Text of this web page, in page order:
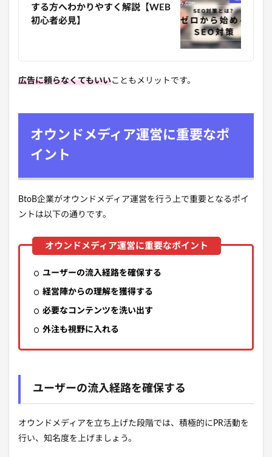
する方へわかりやすく解説【WEB
初心者必見】
広告に頼らなくてもいいこともメリットです。
オウンドメディア運営に重要なポ
イント
BtoB企業がオウンドメディア運営を行う上で重要となるポイ
ントは以下の通りです。
ユーザーの流入経路を確保する
経営陣からの理解を獲得する
必要なコンテンツを洗い出す
外注も視野に入れる
ユーザーの流入経路を確保する
オウンドメディアを立ち上げた段階では、積極的にPR活動を
行い、知名度を上げましょう。